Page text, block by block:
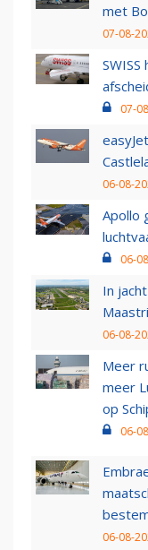
met
07-08-
07-
06-08-
Apollo
06-
In
06-08-
Meer
meer
op
06-
06-08-